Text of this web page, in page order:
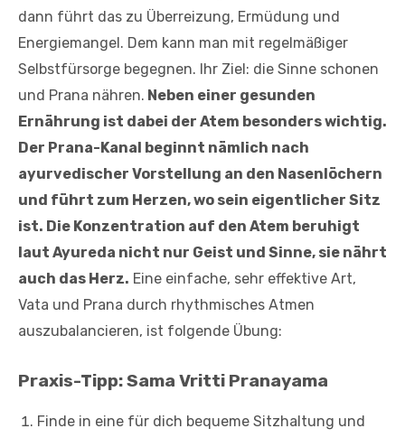
dann führt das zu Überreizung, Ermüdung und
Energiemangel. Dem kann man mit regelmäßiger
Selbstfürsorge begegnen. Ihr Ziel: die Sinne schonen
und Prana nähren. Neben einer gesunden
Ernährung ist dabei der Atem besonders wichtig.
Der Prana-Kanal beginnt nämlich nach
ayurvedischer Vorstellung an den Nasenlöchern
und führt zum Herzen, wo sein eigentlicher Sitz
ist. Die Konzentration auf den Atem beruhigt
laut Ayureda nicht nur Geist und Sinne, sie nährt
auch das Herz. Eine einfache, sehr effektive Art,
Vata und Prana durch rhythmisches Atmen
auszubalancieren, ist folgende Übung:
Praxis-Tipp: Sama Vritti Pranayama
Finde in eine für dich bequeme Sitzhaltung und